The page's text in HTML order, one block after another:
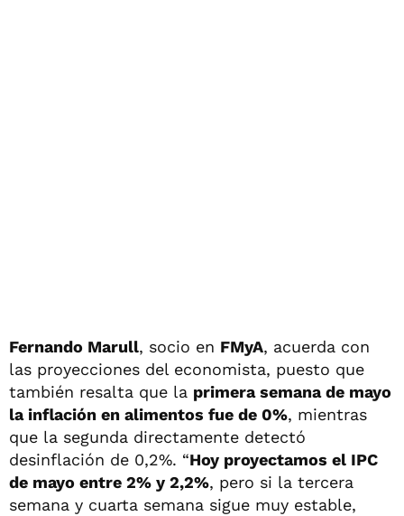
Fernando Marull, socio en FMyA, acuerda con
las proyecciones del economista, puesto que
también resalta que la primera semana de mayo
la inflación en alimentos fue de 0%, mientras
que la segunda directamente detectó
desinflación de 0,2%. “Hoy proyectamos el IPC
de mayo entre 2% y 2,2%, pero si la tercera
semana y cuarta semana sigue muy estable,